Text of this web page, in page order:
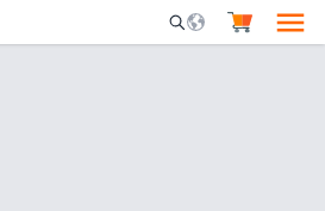
Mobile Search